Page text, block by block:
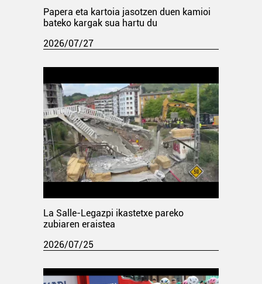
Papera eta kartoia jasotzen duen kamioi
bateko kargak sua hartu du
2026/07/27
La Salle-Legazpi ikastetxe pareko
zubiaren eraistea
2026/07/25